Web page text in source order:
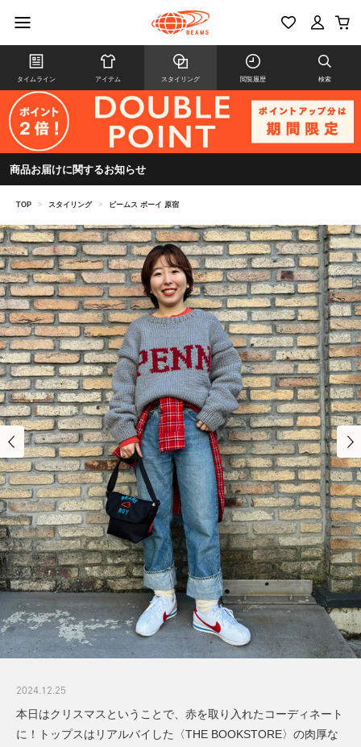
タイムライン アイテム スタイリング 閲覧履歴 検索
商品お届けに関するお知らせ
TOP > スタイリング > ビームス ボーイ 原宿
2024.12.25
本日はクリスマスということで、赤を取り入れたコーディネート
に！トップスはリアルバイした〈THE BOOKSTORE〉の肉厚な